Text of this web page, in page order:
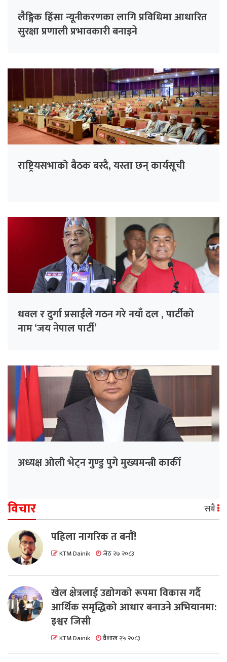
लैङ्गिक हिंसा न्यूनीकरणका लागि प्रविधिमा आधारित
सुरक्षा प्रणाली प्रभावकारी बनाइने
राष्ट्रियसभाको बैठक बस्दै, यस्ता छन् कार्यसूची
धवल र दुर्गा प्रसाईंले गठन गरे नयाँ दल , पार्टीको
नाम ‘जय नेपाल पार्टी’
अध्यक्ष ओली भेट्न गुण्डु पुगे मुख्यमन्त्री कार्की
विचार सबै
पहिला नागरिक त बनाैं!
KTM Dainik जेठ २७ २०८३
खेल क्षेत्रलाई उद्योगको रूपमा विकास गर्दै
आर्थिक समृद्धिको आधार बनाउने अभियानमा:
इश्वर जिसी
KTM Dainik वैशाख २५ २०८३